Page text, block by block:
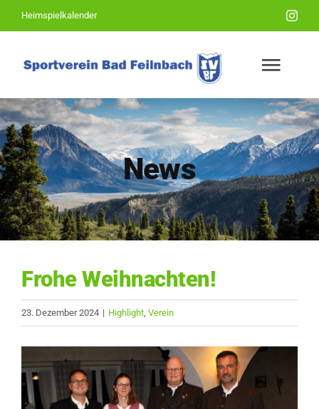
Zum
Inhalt
Heimspielkalender
Home
Über uns
News
Rodeln
Fußball
Ski Alpin
News
Frohe Weihnachten!
23. Dezember 2024 | Highlight Verein